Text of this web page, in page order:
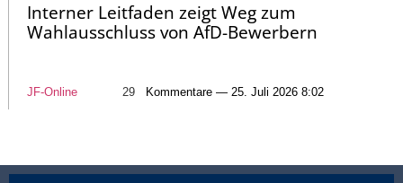
Interner Leitfaden zeigt Weg zum
Wahlausschluss von AfD-Bewerbern
JF-Online 29 Kommentare — 25. Juli 2026 8:02